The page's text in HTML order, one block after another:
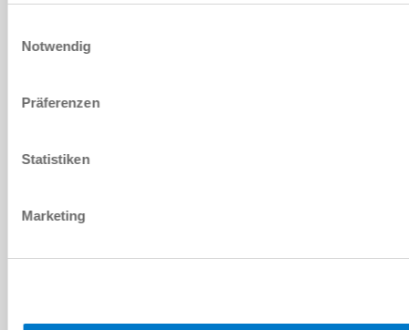
Notwendig
Präferenzen
Statistiken
Marketing